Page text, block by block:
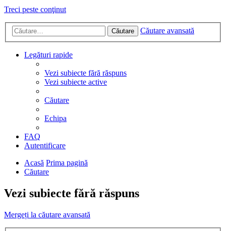
Treci peste conţinut
Căutare Căutare avansată
Legături rapide
Vezi subiecte fără răspuns
Vezi subiecte active
Căutare
Echipa
FAQ
Autentificare
Acasă Prima pagină
Căutare
Vezi subiecte fără răspuns
Mergeți la căutare avansată